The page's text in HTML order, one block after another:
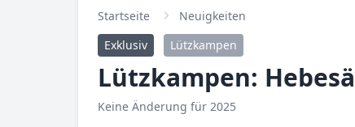
Startseite
Neuigkeiten
Exklusiv
Lützkampen
Lützkampen:
Keine Änderung für 2025